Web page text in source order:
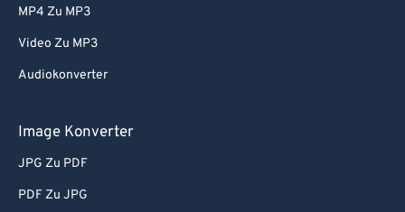
MP4 Zu MP3
Video Zu MP3
Audiokonverter
Image Konverter
JPG Zu PDF
PDF Zu JPG